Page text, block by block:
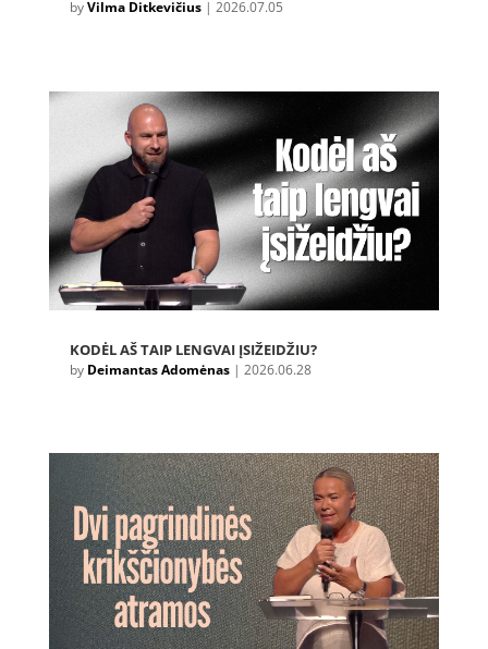
byVilma Ditkevičius| 2026.07.05
KODĖL AŠ TAIP LENGVAI ĮSIŽEIDŽIU?
by Deimantas Adomėnas| 2026.06.28